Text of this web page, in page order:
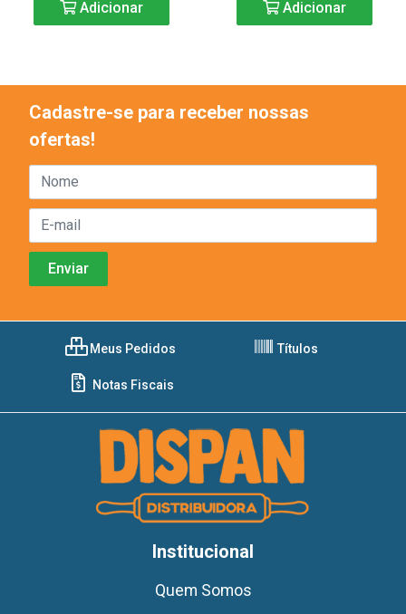
Adicionar Adicionar
Cadastre-se para receber nossas
ofertas!
Meus Pedidos Títulos
Notas Fiscais
Institucional
Quem Somos